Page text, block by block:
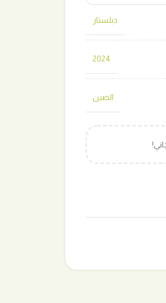
دبلستار
2024
الصين